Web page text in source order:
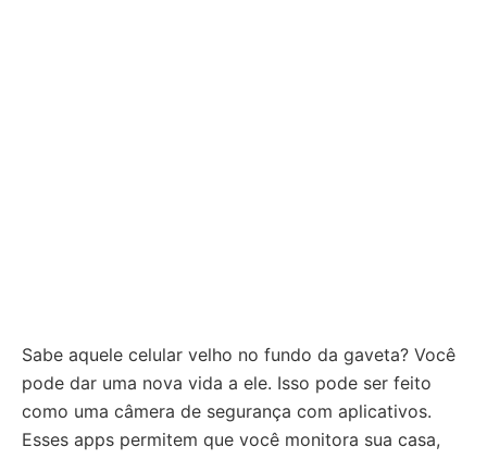
Sabe aquele celular velho no fundo da gaveta? Você
pode dar uma nova vida a ele. Isso pode ser feito
como uma câmera de segurança com aplicativos.
Esses apps permitem que você monitora sua casa,